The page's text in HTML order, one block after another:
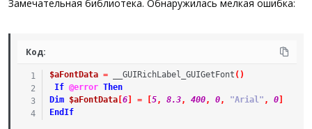
Замечательная библиотека. Обнаружилась мелкая ошибка:
Код:
$aFontData = __GUIRichLabel_GUIGetFont ( )
If @error Then
Dim
$aFontData[6] = [5, 8.3, 400, 0, "Arial" , 0]
EndIf